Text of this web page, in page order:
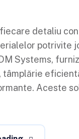
detaliu
potrivite
Systems,
tâmplărie
Aceste